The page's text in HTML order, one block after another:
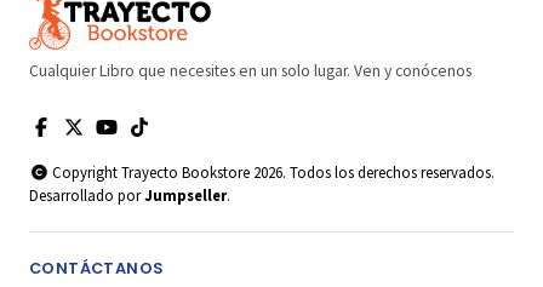
Cualquier Libro que necesites en un solo lugar. Ven y conócenos
Copyright Trayecto Bookstore 2026. Todos los derechos reservados.
Desarrollado porJumpseller.
CONTÁCTANOS